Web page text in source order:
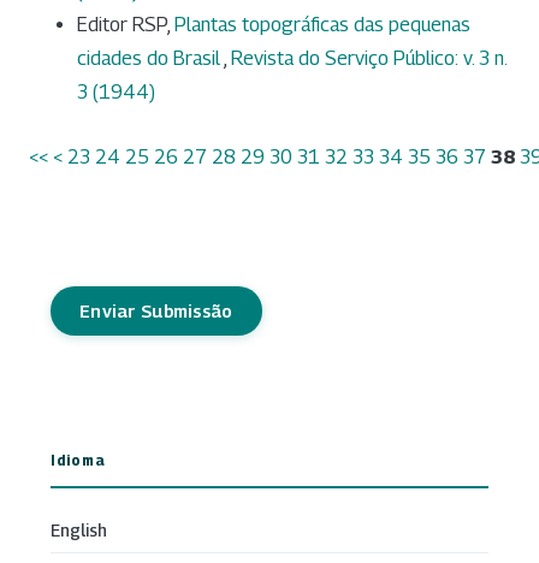
Editor RSP, Plantas topográficas das pequenas
cidades do Brasil, Revista do Serviço Público: v. 3 n.
3 (1944)
<< < 23 24 25 26 27 28 29 30 31 32 33 34 35 36 37 38
Enviar Submissão
Idioma
English